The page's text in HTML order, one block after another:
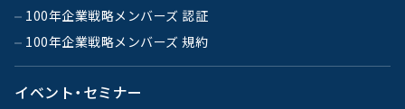
100年企業戦略メンバーズ 認証
100年企業戦略メンバーズ 規約
イベント・セミナー